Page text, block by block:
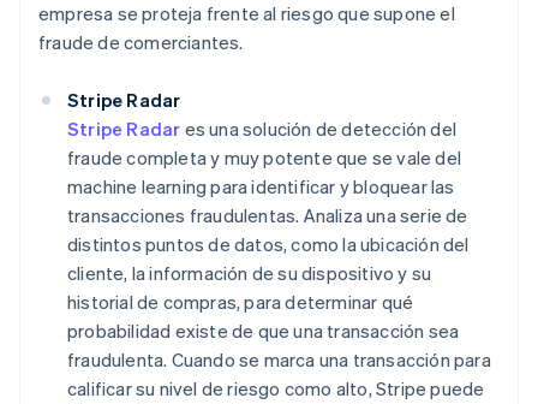
empresa se proteja frente al riesgo que supone el
fraude de comerciantes.
Stripe Radar
Stripe Radar es una solución de detección del
fraude completa y muy potente que se vale del
machine learning para identificar y bloquear las
transacciones fraudulentas. Analiza una serie de
distintos puntos de datos, como la ubicación del
cliente, la información de su dispositivo y su
historial de compras, para determinar qué
probabilidad existe de que una transacción sea
fraudulenta. Cuando se marca una transacción para
calificar su nivel de riesgo como alto, Stripe puede